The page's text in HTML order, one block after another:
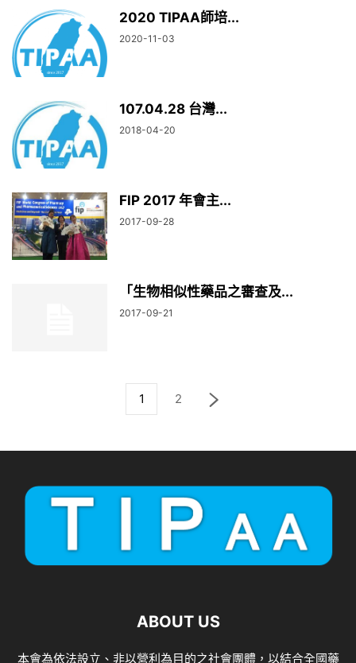
2020 TIPAA師培...
2020-11-03
107.04.28 台灣...
2018-04-20
FIP 2017 年會主...
2017-09-28
「生物相似性藥品之審查及...
2017-09-21
1 2
ABOUT US
本會為依法設立、非以營利為目的之社會團體，以結合全國藥